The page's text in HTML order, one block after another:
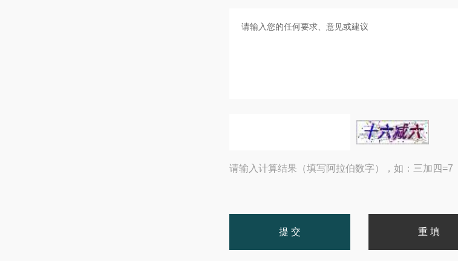
请输入计算结果（填写阿拉伯数字），如：三加四=7